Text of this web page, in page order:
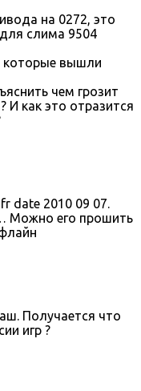
на 0272, это
слима 9504
которые вышли
чем грозит
И как это отразится
date 2010 09 07.
Можно его прошить
Получается что
игр ?